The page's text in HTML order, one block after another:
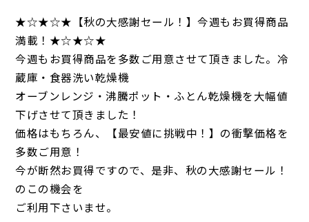
★☆★☆★【秋の大感謝セール！】今週もお買得商品
満載！★☆★☆★
今週もお買得商品を多数ご用意させて頂きました。冷
蔵庫・食器洗い乾燥機
オーブンレンジ・沸騰ポット・ふとん乾燥機を大幅値
下げさせて頂きました！
価格はもちろん、【最安値に挑戦中！】の衝撃価格を
多数ご用意！
今が断然お買得ですので、是非、秋の大感謝セール！
のこの機会を
ご利用下さいませ。